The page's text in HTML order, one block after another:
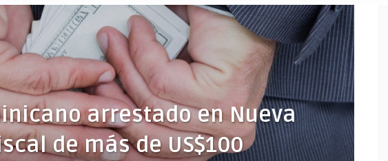
arrestado en Nueva
de más de US$100